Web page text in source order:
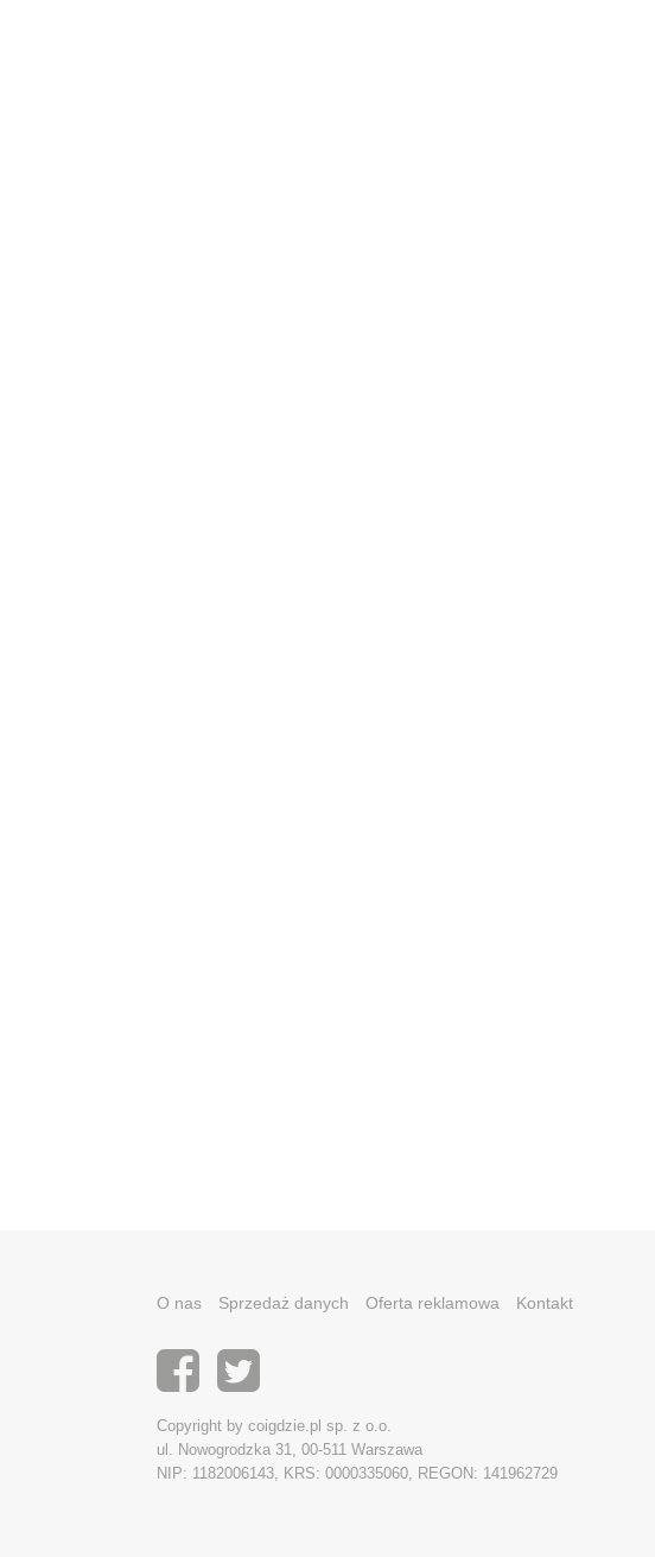
O nas Sprzedaż danych Oferta reklamowa Kontakt
Copyright by coigdzie.pl sp. z o.o.
ul. Nowogrodzka 31, 00-511 Warszawa
NIP: 1182006143, KRS: 0000335060, REGON: 141962729